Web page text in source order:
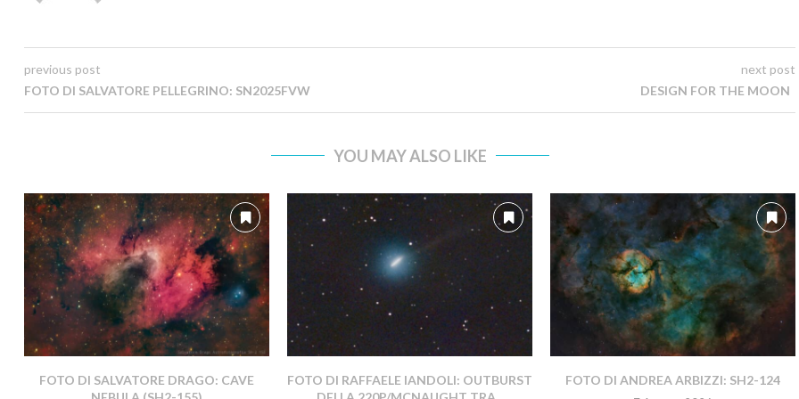
previous post
FOTO DI SALVATORE PELLEGRINO: SN2025FVW
next post
DESIGN FOR THE MOON
YOU MAY ALSO LIKE
FOTO DI SALVATORE DRAGO: CAVE
FOTO DI RAFFAELE IANDOLI: OUTBURST
FOTO DI ANDREA ARBIZZI: SH2-124